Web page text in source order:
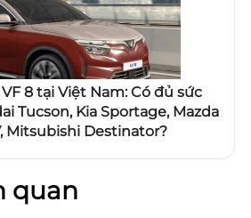
8 tại Việt Nam: Có đủ sức
Tucson, Kia Sportage, Mazda
Mitsubishi Destinator?
quan